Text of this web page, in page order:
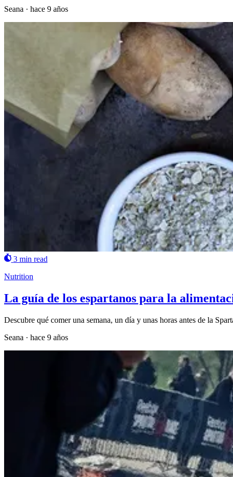
Seana · hace 9 años
3 min read
Nutrition
La guía de los espartanos para la
Descubre qué comer una semana, un día y unas horas antes de la
Seana · hace 9 años